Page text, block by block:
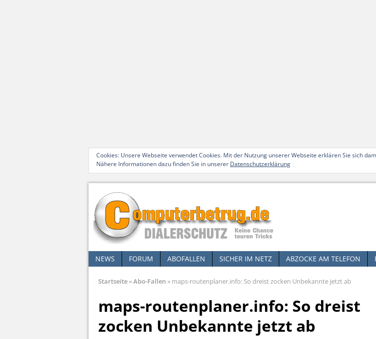
Cookies: Unsere Webseite verwendet Cookies. Mit der Nutzung unserer Webseite erklären Sie sich
Nähere Informationen dazu finden Sie in unserer Datenschutzerklärung
NEWS FORUM ABOFALLEN SICHER IM NETZ ABZOCKE AM TELEFON
Startseite»Abo-Fallen» maps-routenplaner.info: So dreist zocken Unbekannte jetzt ab
maps-routenplaner.info: So dreist
zocken Unbekannte jetzt ab